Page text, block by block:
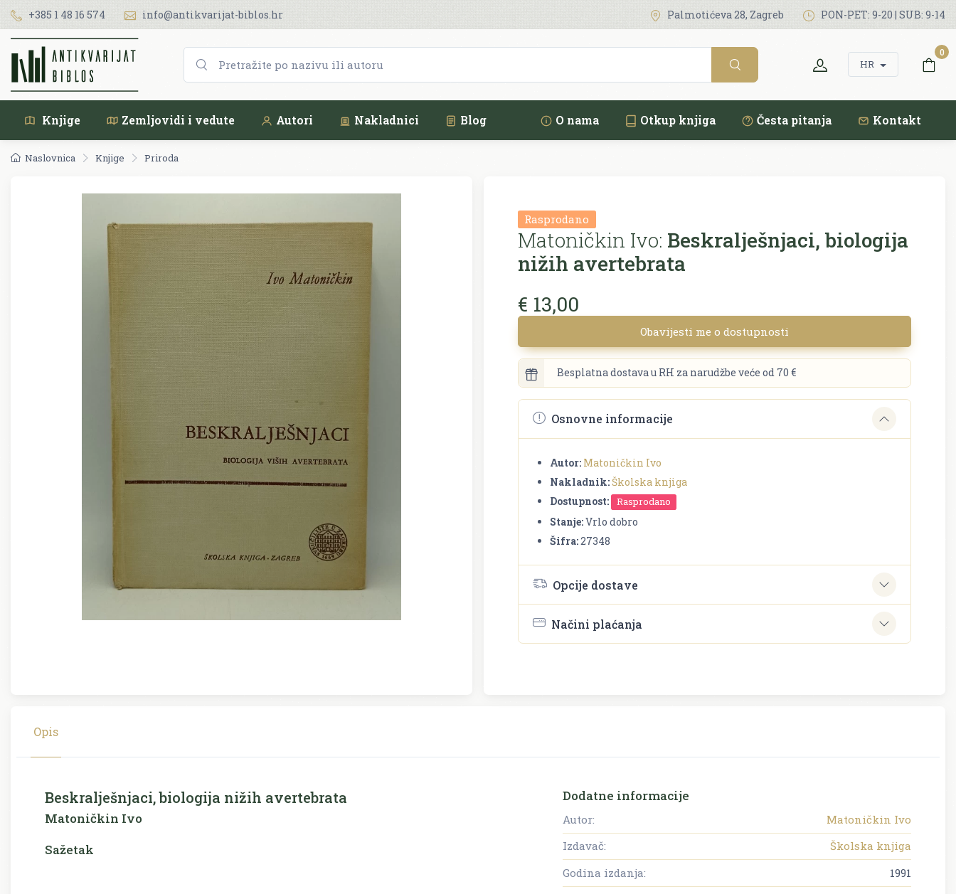
+385 1 48 16 574 info@antikvarijat-biblos.hr Palmotićeva 28, Zagreb PON-PET: 9-20 | SUB: 9-14
HR
0
Knjige Zemljovidi i vedute Autori Nakladnici Blog O nama Otkup knjiga Česta pitanja Kontakt
Naslovnica Knjige Priroda
Rasprodano
Matoničkin Ivo: Beskralješnjaci, biologija
nižih avertebrata
€ 13,00
Obavijesti me o dostupnosti
Besplatna dostava u RH za narudžbe veće od 70 €
Osnovne informacije
Autor: Matoničkin Ivo
Nakladnik:Školska knjiga
Dostupnost:
Rasprodano
Stanje:Vrlo dobro
Šifra:27348
Opcije dostave
Načini plaćanja
Opis
Beskralješnjaci, biologija nižih avertebrata
Matoničkin Ivo
Sažetak
Dodatne informacije
Autor:
Matoničkin Ivo
Izdavač:
Školska knjiga
Godina izdanja:
1991